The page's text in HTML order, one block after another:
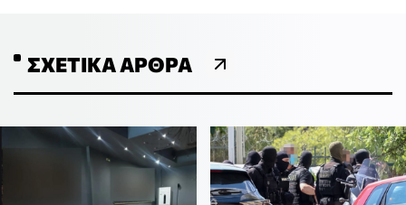
ΣΧΕΤΙΚΆ ΆΡΘΡΑ